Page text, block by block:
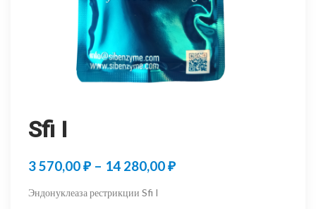
Sfi I
3 570,00₽ – 14 280,00₽Диапазон
Эндонуклеаза рестрикции Sfi I